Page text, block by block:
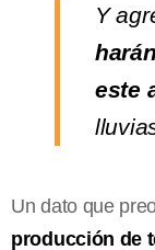
Y
este
Un dato que
producción de